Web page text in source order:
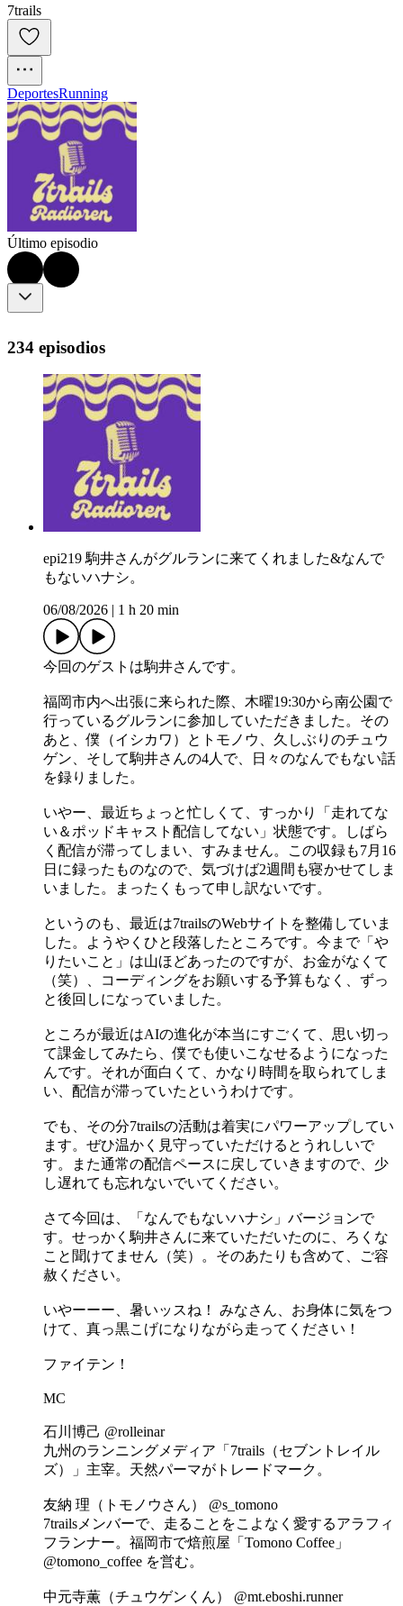
7trails
DeportesRunning
Último episodio
234 episodios
epi219 駒井さんがグルランに来てくれました&なんで
もないハナシ。
06/08/2026 1 h 20 min
今回のゲストは駒井さんです。
福岡市内へ出張に来られた際、木曜19:30から南公園で
行っているグルランに参加していただきました。その
あと、僕（イシカワ）とトモノウ、久しぶりのチュウ
ゲン、そして駒井さんの4人で、日々のなんでもない話
を録りました。
いやー、最近ちょっと忙しくて、すっかり「走れてな
い＆ポッドキャスト配信してない」状態です。しばら
く配信が滞ってしまい、すみません。この収録も7月16
日に録ったものなので、気づけば2週間も寝かせてしま
いました。まったくもって申し訳ないです。
というのも、最近は7trailsのWebサイトを整備していま
した。ようやくひと段落したところです。今まで「や
りたいこと」は山ほどあったのですが、お金がなくて
（笑）、コーディングをお願いする予算もなく、ずっ
と後回しになっていました。
ところが最近はAIの進化が本当にすごくて、思い切っ
て課金してみたら、僕でも使いこなせるようになった
んです。それが面白くて、かなり時間を取られてしま
い、配信が滞っていたというわけです。
でも、その分7trailsの活動は着実にパワーアップしてい
ます。ぜひ温かく見守っていただけるとうれしいで
す。また通常の配信ペースに戻していきますので、少
し遅れても忘れないでいてください。
さて今回は、「なんでもないハナシ」バージョンで
す。せっかく駒井さんに来ていただいたのに、ろくな
こと聞けてません（笑）。そのあたりも含めて、ご容
赦ください。
いやーーー、暑いッスね！ みなさん、お身体に気をつ
けて、真っ黒こげになりながら走ってください！
ファイテン！
MC
石川博己 @rolleinar
九州のランニングメディア「7trails（セブントレイル
ズ）」主宰。天然パーマがトレードマーク。
友納 理（トモノウさん） @s_tomono
7trailsメンバーで、走ることをこよなく愛するアラフィ
フランナー。福岡市で焙煎屋「Tomono Coffee」
@tomono_coffee を営む。
中元寺薫（チュウゲンくん） @mt.eboshi.runner